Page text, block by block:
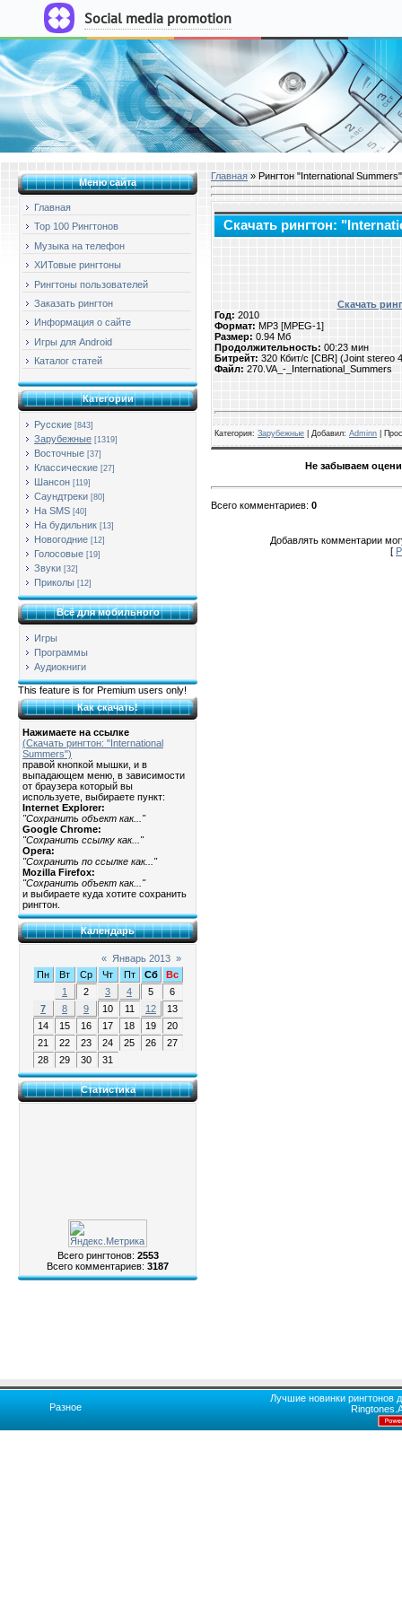
Четверг, 06.08.2026, 12:56
Меню сайта
Главная
Top 100 Рингтонов
Музыка на телефон
ХИТовые рингтоны
Рингтоны пользователей
Заказать рингтон
Информация о сайте
Игры для Android
Каталог статей
Категории
Русские [843]
Зарубежные [1319]
Восточные [37]
Классические [27]
Шансон [119]
Саундтреки [80]
На SMS [40]
На будильник [13]
Новогодние [12]
Голосовые [19]
Звуки [32]
Приколы [12]
Всё для мобильного
Игры
Программы
Аудиокниги
This feature is for Premium users only!
Как скачать!
Нажимаете на ссылке
(Скачать рингтон: "International
Summers")
правой кнопкой мышки, и в
выпадающем меню, в зависимости
от браузера который вы
используете, выбираете пункт:
Internet Explorer:
"Сохранить объект как..."
Google Chrome:
"Сохранить ссылку как..."
Opera:
"Сохранить по ссылке как..."
Mozilla Firefox:
"Сохранить объект как..."
и выбираете куда хотите сохранить
рингтон.
Календарь
« Январь 2013 »
Пн
Вт Ср Чт Пт Сб
Вс
1
2 3 4 5
6
7
8 9 10 11 12
13
14
15 16 17 18 19
20
21
22 23 24 25 26
27
28
29 30 31
Статистика
Всего рингтонов: 2553
Всего комментариев: 3187
Главная » Рингтон "International Summers"
Скачать рингтон:
Скачать
Год: 2010
Формат: MP3 [MPEG-1]
Размер: 0.94 Мб
Продолжительность: 00:23 мин
Битрейт: 320 Кбит/с [CBR] (Joint stereo
Файл: 270.VA_-_International_Summers
Категория: Зарубежные | Добавил: Adminn
Не забываем
Всего комментариев: 0
Добавлять комментарии
[
Разное
Лучшие новинки рингтонов